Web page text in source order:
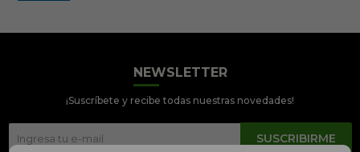
Crocs Perú
● En línea
NEWSLETTER
¡Suscríbete y recibe todas nuestras novedades!
SUSCRIBIRME